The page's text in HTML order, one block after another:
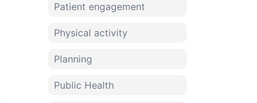
Patient engagement
Physical activity
Planning
Public Health